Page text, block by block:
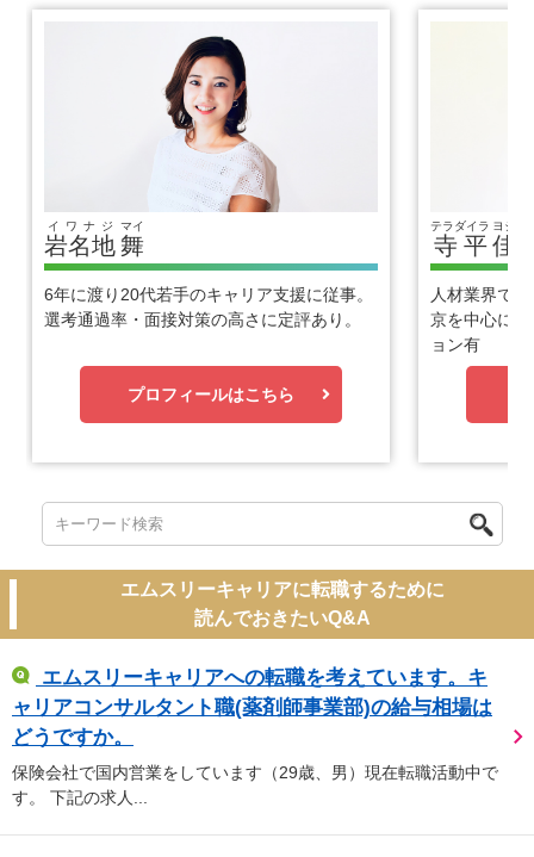
岩名地
イワナジ
舞
マイ
6年に渡り20代若手のキャリア支援に従事。
選考通過率・面接対策の高さに定評あり。
プロフィールはこちら
寺平
テラダイラ
佳
ヨシヒ
人材業界で
京を中心に
ョン有
エムスリーキャリアに転職するために
読んでおきたいQ&A
エムスリーキャリアへの転職を考えています。キ
ャリアコンサルタント職(薬剤師事業部)の給与相場は
どうですか。
保険会社で国内営業をしています（29歳、男）現在転職活動中で
す。 下記の求人...